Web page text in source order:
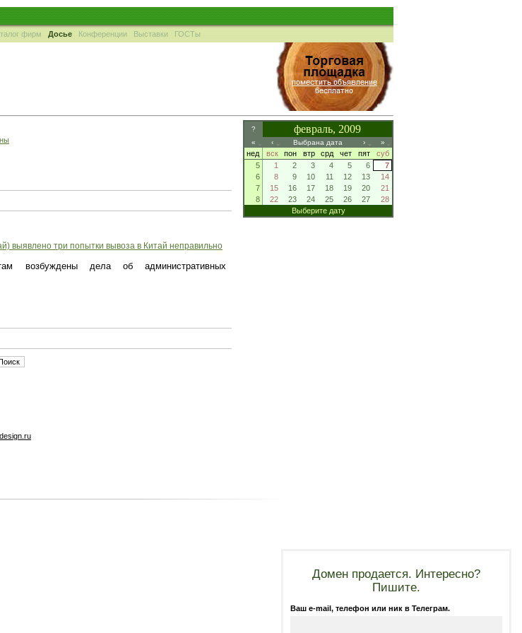
фирм Досье Конференции Выставки ГОСТы
выявлено три попытки вывоза в Китай неправильно
возбуждены дела об административных
? февраль, 2009
« ‹ Выбрана дата › »
нед вск пон втр срд чет пят
суб
5
1 2 3 4 5 6
7
6
8 9 10 11 12 13
14
7
15 16 17 18 19 20
21
8
22 23 24 25 26 27
28
Выберите дату
Домен продается. Интересно?
Пишите.
Ваш e-mail, телефон или ник в Телеграм.